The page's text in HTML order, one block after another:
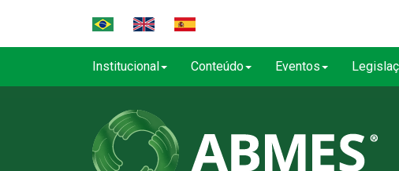
Institucional Conteúdo Eventos